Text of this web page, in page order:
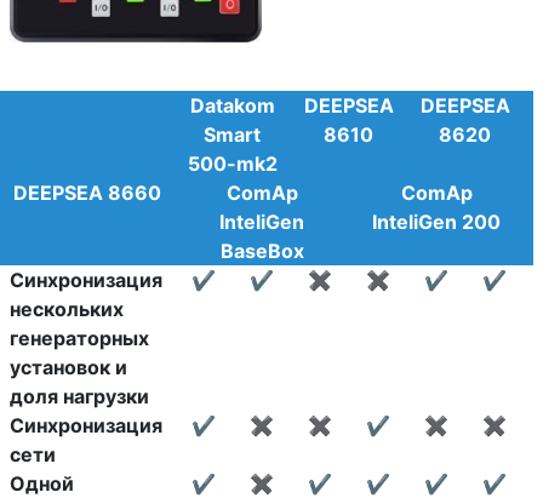
Datakom
Smart
500-mk2
DEEPSEA
8610
DEEPSEA
8620
DEEPSEA 8660
ComAp
InteliGen
BaseBox
ComAp
InteliGen 200
Синхронизация
нескольких
генераторных
установок и
доля нагрузки
✔ ✔ ✖ ✖ ✔ ✔
Синхронизация
сети
✔ ✖ ✖ ✔ ✖ ✖
Одной
✔ ✖ ✔ ✔ ✔ ✔